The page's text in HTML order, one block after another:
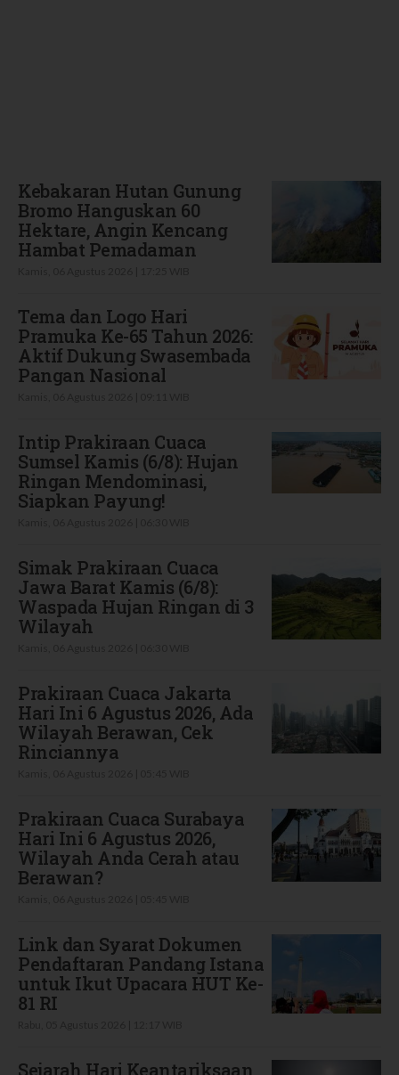
Kebakaran Hutan Gunung
Bromo Hanguskan 60
Hektare, Angin Kencang
Hambat Pemadaman
Tema dan Logo Hari
Pramuka Ke-65 Tahun 2026:
Aktif Dukung Swasembada
Pangan Nasional
Intip Prakiraan Cuaca
Sumsel Kamis (6/8): Hujan
Ringan Mendominasi,
Siapkan Payung!
Simak Prakiraan Cuaca
Jawa Barat Kamis (6/8):
Waspada Hujan Ringan di 3
Wilayah
Prakiraan Cuaca Jakarta
Hari Ini 6 Agustus 2026, Ada
Wilayah Berawan, Cek
Rinciannya
Prakiraan Cuaca Surabaya
Hari Ini 6 Agustus 2026,
Wilayah Anda Cerah atau
Berawan?
Link dan Syarat Dokumen
Pendaftaran Pandang Istana
untuk Ikut Upacara HUT Ke-
81 RI
Sejarah Hari Keantariksaan